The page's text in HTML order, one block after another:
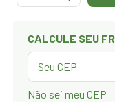
OPÇÕES DE
CALCULE SEU
Não sei meu CEP